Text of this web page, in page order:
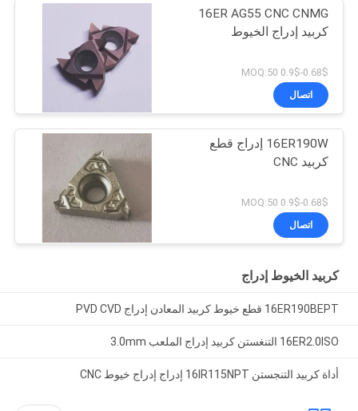
16ER AG55 CNC CNMG
كربيد إدراج الخيوط
0.68$-0.9$ MOQ:50
اتصال
16ER190W إدراج قطع
كربيد CNC
0.68$-0.9$ MOQ:50
اتصال
كربيد الخيوط إدراج
16ER190BEPT قطع خيوط كربيد المعادن إدراج PVD CVD
16ER2.0ISO التنغستن كربيد إدراج الملعب 3.0mm
أداة كربيد التنجستن 16IR115NPT إدراج إدراج خيوط CNC